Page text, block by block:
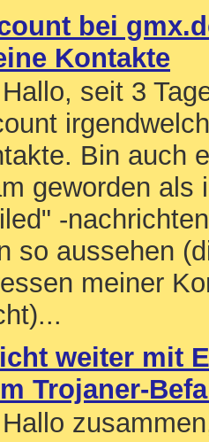
bei
Kontakte
seit 3
Bin auch
geworden als
-
so aussehen
meiner
weiter mit
Trojaner-